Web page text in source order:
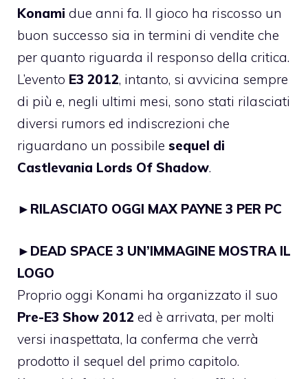
Konami due anni fa. Il gioco ha riscosso un
buon successo sia in termini di vendite che
per quanto riguarda il responso della critica.
L’evento E3 2012, intanto, si avvicina sempre
di più e, negli ultimi mesi, sono stati rilasciati
diversi rumors ed indiscrezioni che
riguardano un possibile sequel di
Castlevania Lords Of Shadow.
► RILASCIATO OGGI MAX PAYNE 3 PER PC
► DEAD SPACE 3 UN’IMMAGINE MOSTRA IL
LOGO
Proprio oggi Konami ha organizzato il suo
Pre-E3 Show 2012 ed è arrivata, per molti
versi inaspettata, la conferma che verrà
prodotto il sequel del primo capitolo.